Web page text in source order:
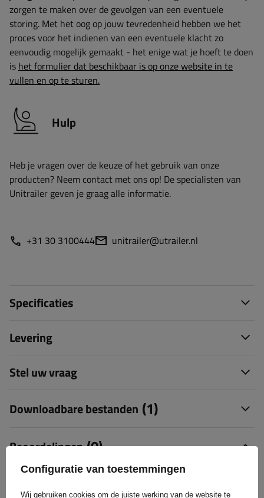
zorgen te maken over de gevolgen van een eventuele
storing. Met het oog op jouw tevredenheid hebben we het
proces voor het indienen van een eventuele klacht zo
eenvoudig mogelijk gemaakt - het enige wat je hoeft te doen
is het formulier dat beschikbaar is op onze website in te
vullen en op te sturen.
Hulp
Heb je vragen over de keuze of het gebruik van onze
producten? Neem contact met ons op! De specialisten van
Unitrailer geven je graag alle informatie.
+31 30 3100444 unitrailer@utrailer.nl
Specificaties
Levering
Stel uw vraag
Downloadbare bestanden (1)
Beoordelingen(0)
Laat uw mening achter
Configuratie van toestemmingen
Wij gebruiken cookies om de juiste werking van de website te